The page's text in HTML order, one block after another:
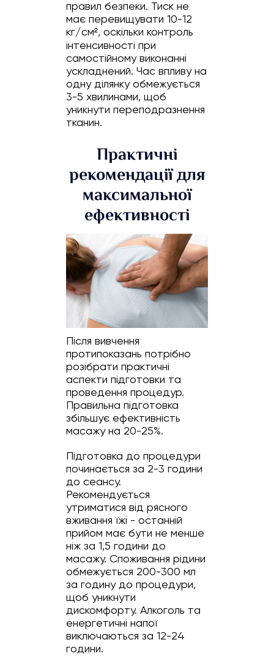
правил безпеки. Тиск не
має перевищувати 10-12
кг/см², оскільки контроль
інтенсивності при
самостійному виконанні
ускладнений. Час впливу на
одну ділянку обмежується
3-5 хвилинами, щоб
уникнути переподразнення
тканин.
Практичні
рекомендації для
максимальної
ефективності
Після вивчення
протипоказань потрібно
розібрати практичні
аспекти підготовки та
проведення процедур.
Правильна підготовка
збільшує ефективність
масажу на 20-25%.
Підготовка до процедури
починається за 2-3 години
до сеансу.
Рекомендується
утриматися від рясного
вживання їжі - останній
прийом має бути не менше
ніж за 1,5 години до
масажу. Споживання рідини
обмежується 200-300 мл
за годину до процедури,
щоб уникнути
дискомфорту. Алкоголь та
енергетичні напої
виключаються за 12-24
години.